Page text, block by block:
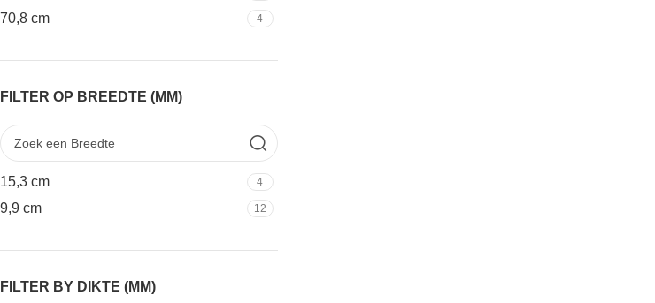
70,8 cm 4
FILTER OP BREEDTE (MM)
15,3 cm 4
9,9 cm 12
FILTER BY DIKTE (MM)